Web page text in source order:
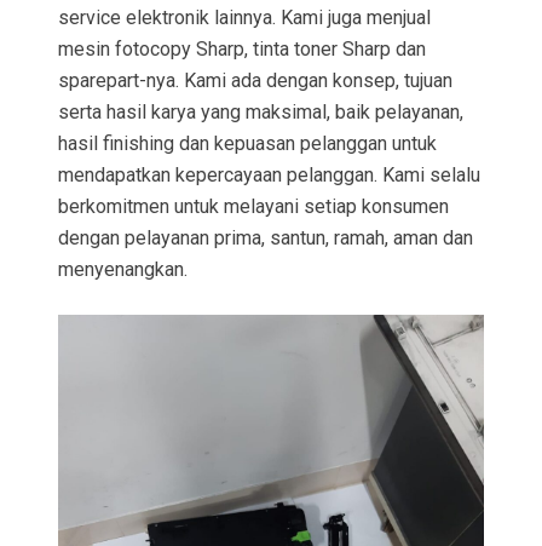
service elektronik lainnya. Kami juga menjual
mesin fotocopy Sharp, tinta toner Sharp dan
sparepart-nya. Kami ada dengan konsep, tujuan
serta hasil karya yang maksimal, baik pelayanan,
hasil finishing dan kepuasan pelanggan untuk
mendapatkan kepercayaan pelanggan. Kami selalu
berkomitmen untuk melayani setiap konsumen
dengan pelayanan prima, santun, ramah, aman dan
menyenangkan.